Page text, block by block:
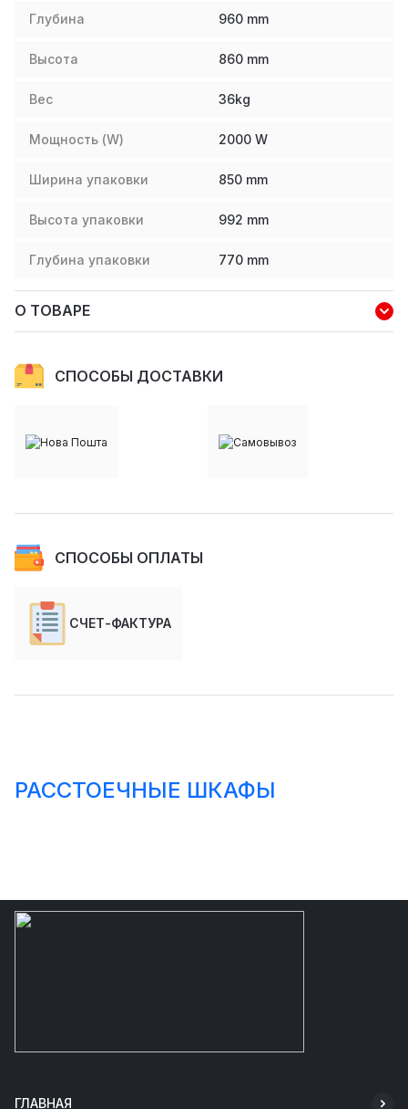
Глубина 960 mm
Высота 860 mm
Вес 36kg
Мощность (W) 2000 W
Ширина упаковки 850 mm
Высота упаковки 992 mm
Глубина упаковки 770 mm
О ТОВАРЕ
СПОСОБЫ ДОСТАВКИ
СПОСОБЫ ОПЛАТЫ
СЧЕТ-ФАКТУРА
РАССТОЕЧНЫЕ ШКАФЫ
ГЛАВНАЯ